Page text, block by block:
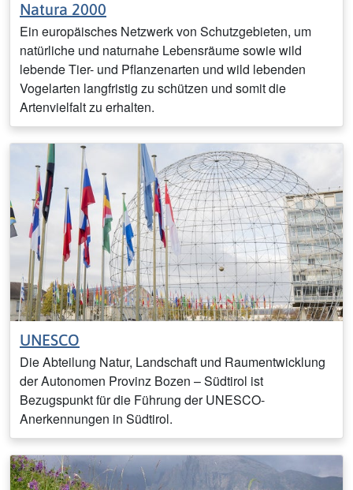
Natura 2000
Ein europäisches Netzwerk von Schutzgebieten, um
natürliche und naturnahe Lebensräume sowie wild
lebende Tier- und Pflanzenarten und wild lebenden
Vogelarten langfristig zu schützen und somit die
Artenvielfalt zu erhalten.
UNESCO
Die Abteilung Natur, Landschaft und Raumentwicklung
der Autonomen Provinz Bozen – Südtirol ist
Bezugspunkt für die Führung der UNESCO-
Anerkennungen in Südtirol.